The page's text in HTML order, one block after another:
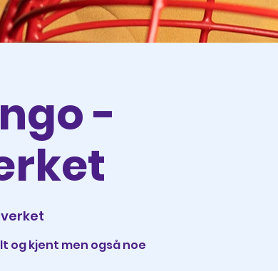
-
og kjent men også noe